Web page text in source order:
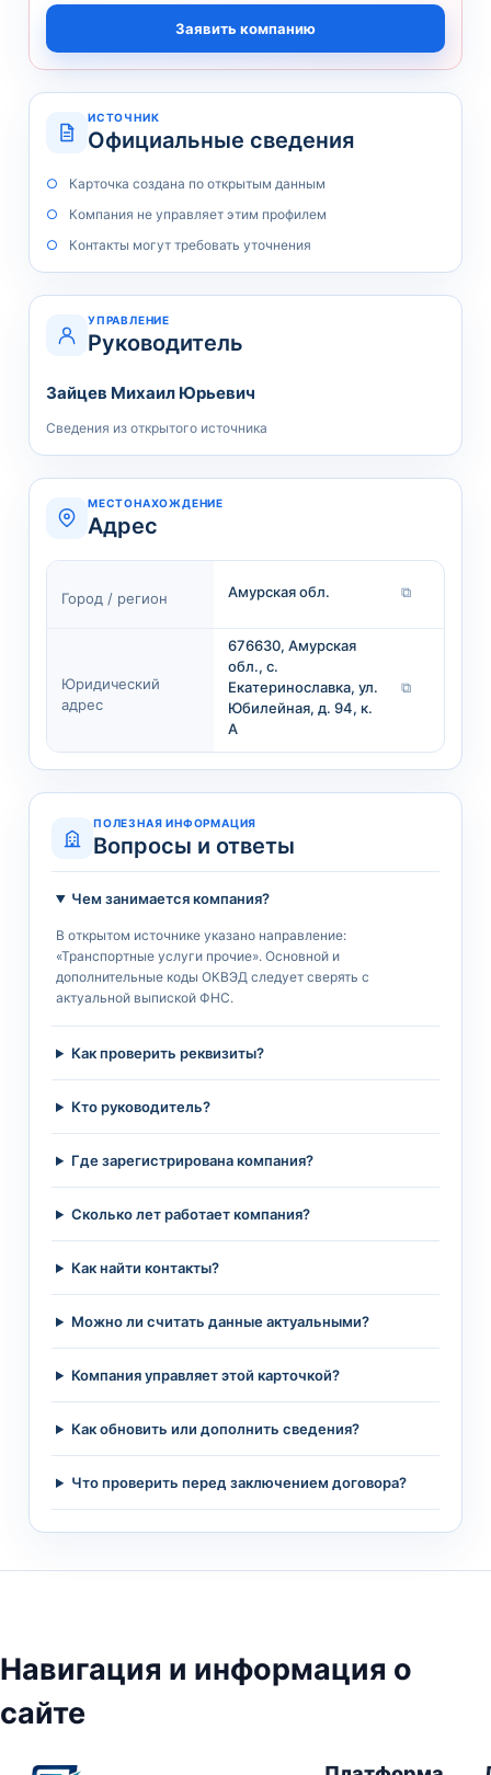
Заявить компанию
ИСТОЧНИК
Официальные сведения
Карточка создана по открытым данным
Компания не управляет этим профилем
Контакты могут требовать уточнения
УПРАВЛЕНИЕ
Руководитель
Зайцев Михаил Юрьевич
Сведения из открытого источника
МЕСТОНАХОЖДЕНИЕ
Адрес
Город / регион Амурская обл. ⧉
Юридический
адрес
676630, Амурская
обл., с.
Екатеринославка, ул.
Юбилейная, д. 94, к.
А
⧉
ПОЛЕЗНАЯ ИНФОРМАЦИЯ
Вопросы и ответы
Чем занимается компания?
В открытом источнике указано направление:
«Транспортные услуги прочие». Основной и
дополнительные коды ОКВЭД следует сверять с
актуальной выпиской ФНС.
Как проверить реквизиты?
Кто руководитель?
Где зарегистрирована компания?
Сколько лет работает компания?
Как найти контакты?
Можно ли считать данные актуальными?
Компания управляет этой карточкой?
Как обновить или дополнить сведения?
Что проверить перед заключением договора?
Навигация и информация о
сайте